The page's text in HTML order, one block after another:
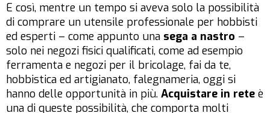
E così, mentre un tempo si aveva solo la possibilità
di comprare un utensile professionale per hobbisti
ed esperti – come appunto una sega a nastro –
solo nei negozi fisici qualificati, come ad esempio
ferramenta e negozi per il bricolage, fai da te,
hobbistica ed artigianato, falegnameria, oggi si
hanno delle opportunità in più. Acquistare in rete è
una di queste possibilità, che comporta molti